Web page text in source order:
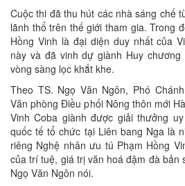
Cuộc thi đã thu hút các nhà sáng chế
lãnh thổ trên thế giới tham gia. Trong
Hồng Vinh là đại diện duy nhất của
này và đã vinh dự giành Huy
vòng sàng lọc khắt khe.
Theo TS. Ngọ Văn Ngôn, Phó
Văn phòng Điều phối Nông thôn mới
Vinh Coba giành được giải thưởng
quốc tế tổ chức tại Liên bang Nga là
riêng Nghệ nhân ưu tú Phạm Hồng
của trí tuệ, giá trị văn hoá đậm đà bản
Ngọ Văn Ngôn nói.